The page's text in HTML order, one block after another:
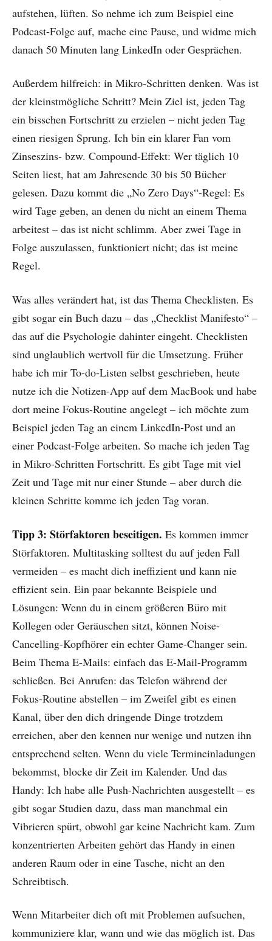
aufstehen, lüften. So nehme ich zum Beispiel eine
Podcast-Folge auf, mache eine Pause, und widme mich
danach 50 Minuten lang LinkedIn oder Gesprächen.
Außerdem hilfreich: in Mikro-Schritten denken. Was ist
der kleinstmögliche Schritt? Mein Ziel ist, jeden Tag
ein bisschen Fortschritt zu erzielen – nicht jeden Tag
einen riesigen Sprung. Ich bin ein klarer Fan vom
Zinseszins- bzw. Compound-Effekt: Wer täglich 10
Seiten liest, hat am Jahresende 30 bis 50 Bücher
gelesen. Dazu kommt die „No Zero Days“-Regel: Es
wird Tage geben, an denen du nicht an einem Thema
arbeitest – das ist nicht schlimm. Aber zwei Tage in
Folge auszulassen, funktioniert nicht; das ist meine
Regel.
Was alles verändert hat, ist das Thema Checklisten. Es
gibt sogar ein Buch dazu – das „Checklist Manifesto“ –
das auf die Psychologie dahinter eingeht. Checklisten
sind unglaublich wertvoll für die Umsetzung. Früher
habe ich mir To-do-Listen selbst geschrieben, heute
nutze ich die Notizen-App auf dem MacBook und habe
dort meine Fokus-Routine angelegt – ich möchte zum
Beispiel jeden Tag an einem LinkedIn-Post und an
einer Podcast-Folge arbeiten. So mache ich jeden Tag
in Mikro-Schritten Fortschritt. Es gibt Tage mit viel
Zeit und Tage mit nur einer Stunde – aber durch die
kleinen Schritte komme ich jeden Tag voran.
Tipp 3: Störfaktoren beseitigen. Es kommen immer
Störfaktoren. Multitasking solltest du auf jeden Fall
vermeiden – es macht dich ineffizient und kann nie
effizient sein. Ein paar bekannte Beispiele und
Lösungen: Wenn du in einem größeren Büro mit
Kollegen oder Geräuschen sitzt, können Noise-
Cancelling-Kopfhörer ein echter Game-Changer sein.
Beim Thema E-Mails: einfach das E-Mail-Programm
schließen. Bei Anrufen: das Telefon während der
Fokus-Routine abstellen – im Zweifel gibt es einen
Kanal, über den dich dringende Dinge trotzdem
erreichen, aber den kennen nur wenige und nutzen ihn
entsprechend selten. Wenn du viele Termineinladungen
bekommst, blocke dir Zeit im Kalender. Und das
Handy: Ich habe alle Push-Nachrichten ausgestellt – es
gibt sogar Studien dazu, dass man manchmal ein
Vibrieren spürt, obwohl gar keine Nachricht kam. Zum
konzentrierten Arbeiten gehört das Handy in einen
anderen Raum oder in eine Tasche, nicht an den
Schreibtisch.
Wenn Mitarbeiter dich oft mit Problemen aufsuchen,
kommuniziere klar, wann und wie das möglich ist. Das